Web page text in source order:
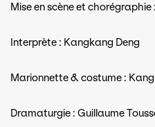
Mise en scène et
Interprète : Kangkang Deng
Marionnette & costume :
Dramaturgie : Guillaume